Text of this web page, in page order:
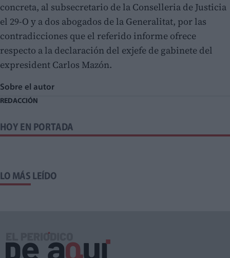
concreta, al subsecretario de la Conselleria de Justicia
el 29-O y a dos abogados de la Generalitat, por las
contradicciones que el referido informe ofrece
respecto a la declaración del exjefe de gabinete del
expresident Carlos Mazón.
Sobre el autor
REDACCIÓN
HOY EN PORTADA
LO MÁS LEÍDO